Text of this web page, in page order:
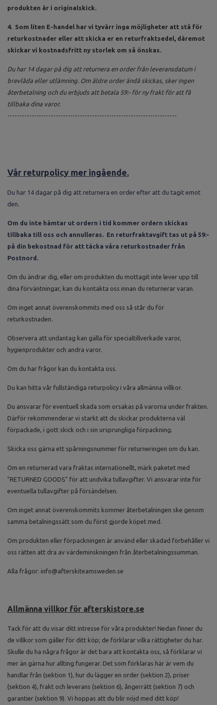
produkten är i originalskick.
4. Som liten E-handel har vi tyvärr inga möjligheter att stå för
returkostnader eller att skicka er en returfraktsedel, däremot
skickar vi kostnadsfritt ny storlek om så önskas.
Du har 14 dagar på dig att returnera en order från leveransdatum i
brevlåda eller utlämning. Om äldre order ändå skickas, sker ingen
återbetalning och du erbjuds att betala 59:- för ny frakt för att få
tillbaka dina varor.
----------------------------------------------------------------------
Vår returpolicy mer ingående.
Du har 14 dagar på dig att returnera en order efter att du tagit emot
den.
Om du inte hämtar ut ordern i tid kommer ordern skickas
tillbaka till oss och annulleras. En returfraktavgift tas ut på 59:-
på din bekostnad för att täcka våra returkostnader från
Postnord.
Om du ändrar dig, eller om produkten du mottagit inte lever upp till
dina förväntningar, kan du kontakta oss innan du returnerar varan.
Om inget annat överenskommits med oss så står du för
returkostnaden.
Observera att undantag kan gälla för specialtillverkade varor,
hygienprodukter och andra varor.
Om du har frågor kan du kontakta oss.
Du kan hitta vår fullständiga returpolicy i våra allmänna villkor.
Du ansvarar för eventuell skada som orsakas på varorna under frakten.
Därför rekommenderar vi starkt att du skickar produkterna väl
förpackade, i gott skick och i sin ursprungliga förpackning.
Skicka oss gärna ett spårningsnummer för returneringen om du kan.
Om en returnerad vara fraktas internationellt, märk paketet med
"RETURNED GOODS" för att undvika tullavgifter. Vi ansvarar inte för
eventuella tullavgifter på försändelsen.
Om inget annat överenskommits kommer återbetalningen ske genom
samma betalningssätt som du först gjorde köpet med.
Om produkten eller förpackningen är använd eller skadad förbehåller vi
oss rätten att dra av värdeminskningen från återbetalningssumman.
Alla frågor: info@afterskiteamsweden.se
Allmänna villkor för afterskistore.se
Tack för att du visar ditt intresse för våra produkter! Nedan finner du
de villkor som gäller för ditt köp; de förklarar vilka rättigheter du har.
Skulle du ha några frågor är det bara att kontakta oss, så förklarar vi
mer än gärna hur allting fungerar. Det som förklaras här är vem du
handlar från (sektion 1), hur du lägger en order (sektion 2), priser
(sektion 4), frakt och leverans (sektion 6), ångerrätt (sektion 7) och
garantier (sektion 9). Vi hoppas att du blir nöjd med ditt köp!